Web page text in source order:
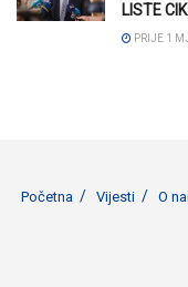
LISTE
PRIJE 1
Početna Vijesti O